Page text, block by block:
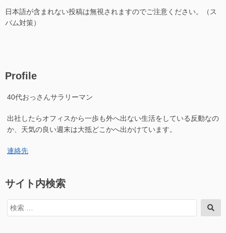
日本語が含まれない投稿は無視されますのでご注意ください。（ス
パム対策）
Profile
40代おっさんサラリーマン
出社したらオフィスから一歩も外へ出ない生活をしている反動なの
か、天気の良い週末は大抵どこかへ出かけています。
連絡先
サイト内検索
検
索
索